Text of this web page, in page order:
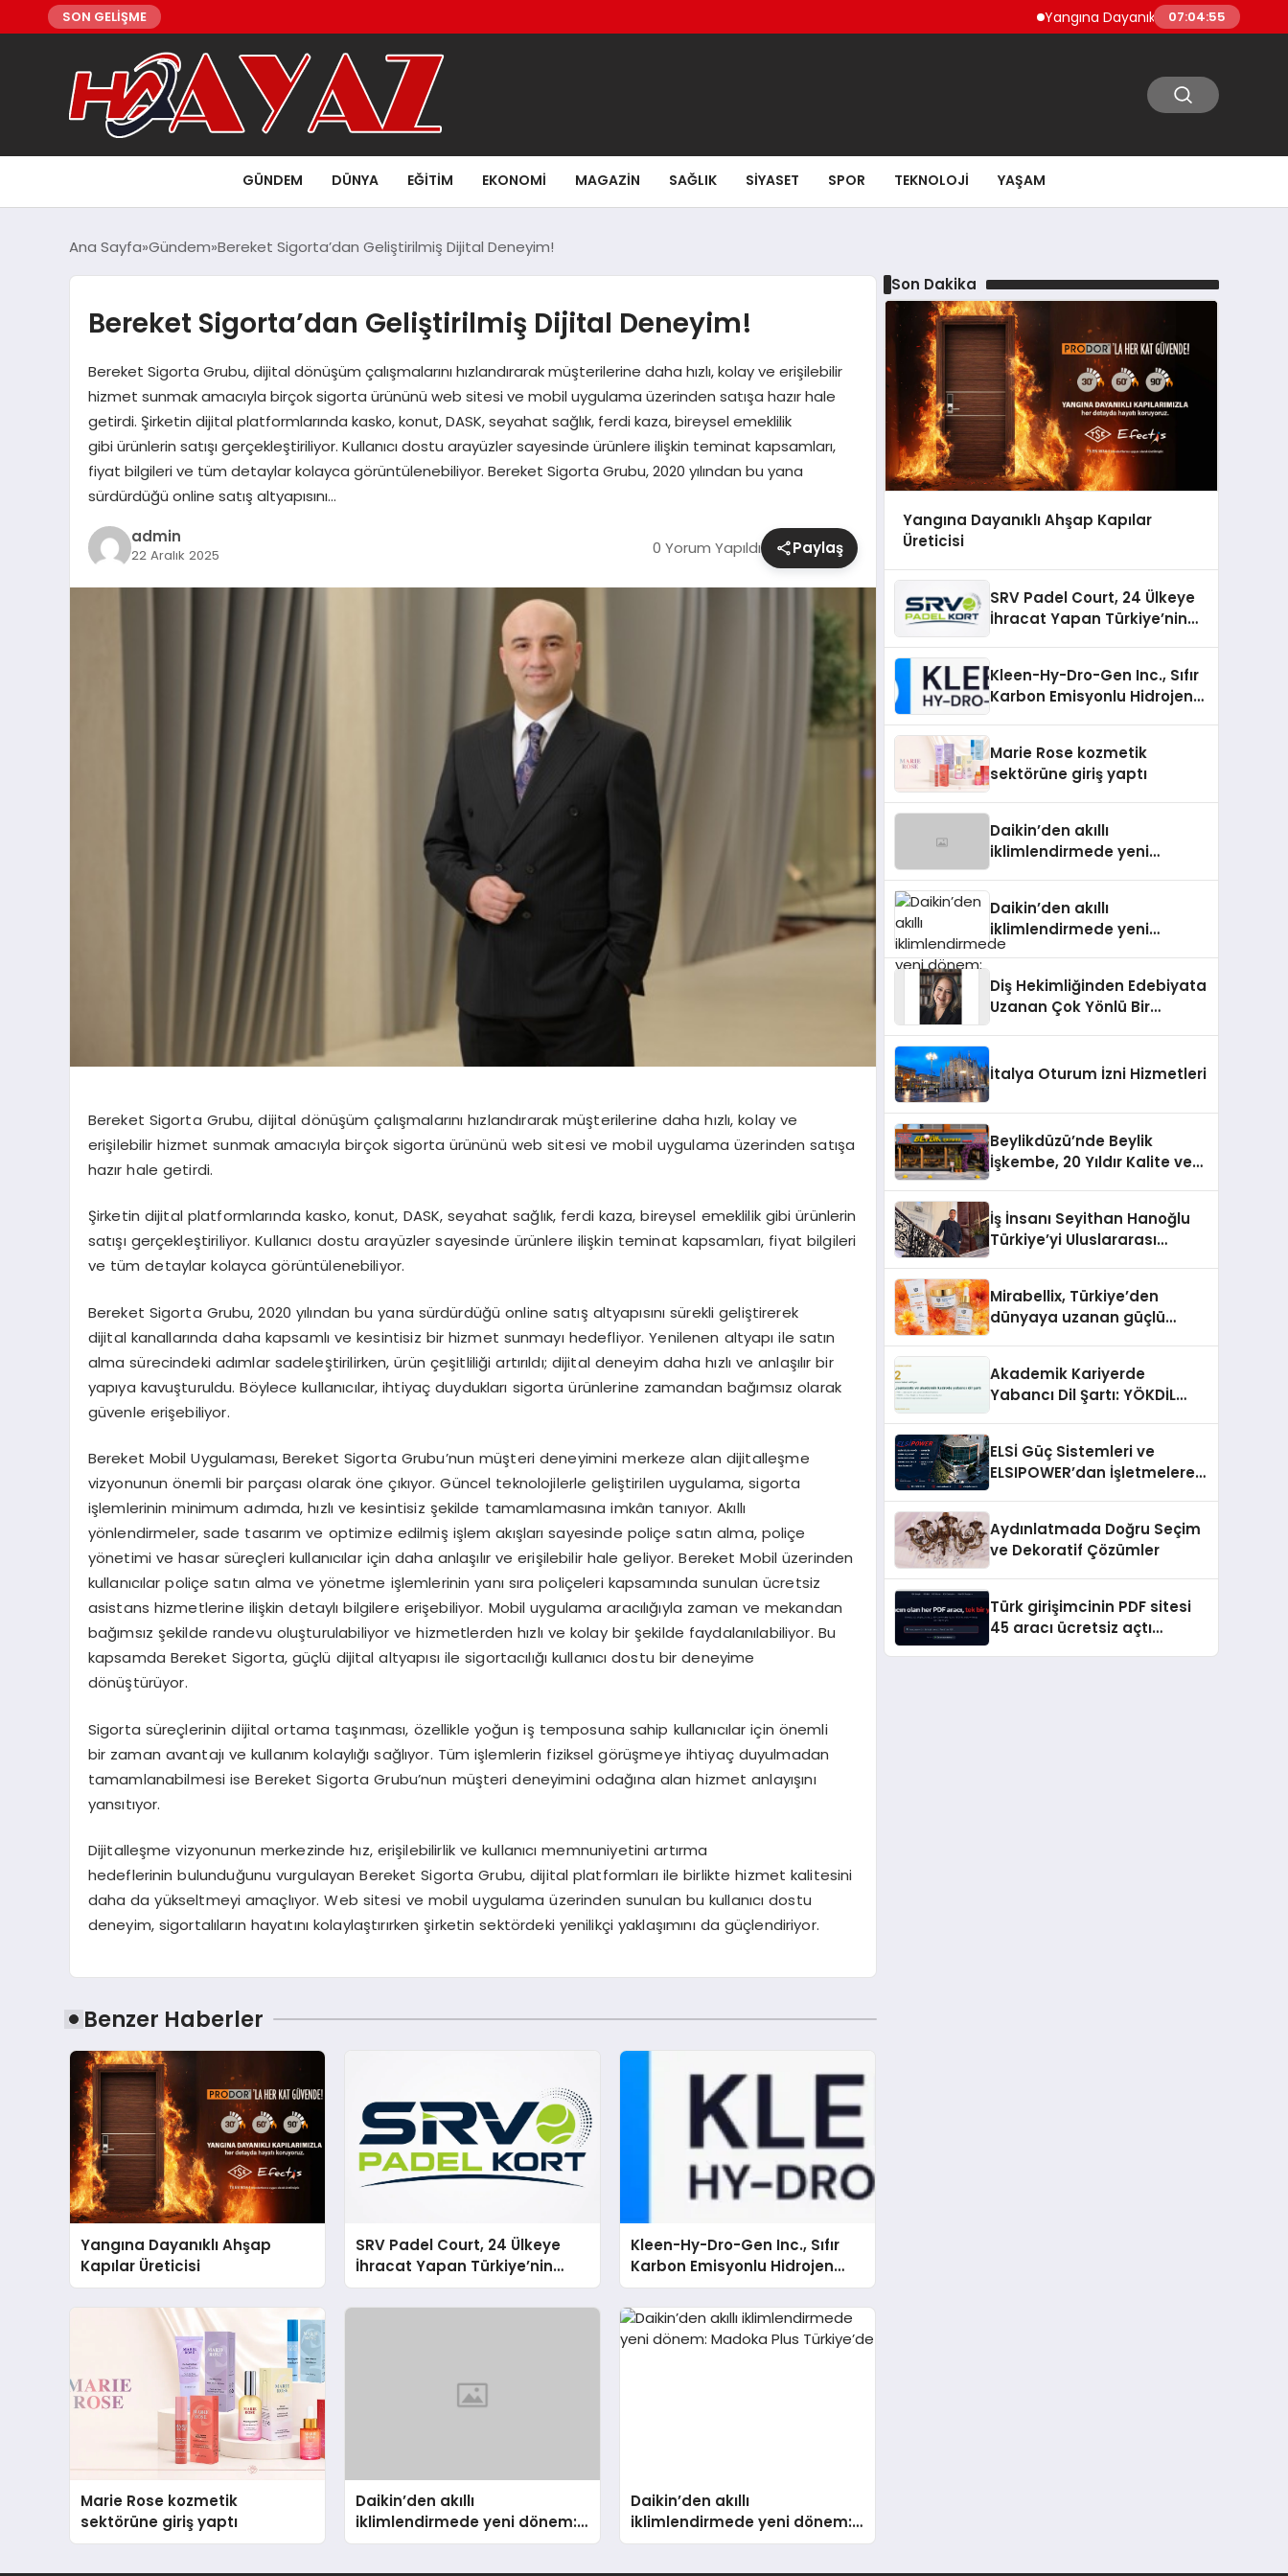
SON GELİŞME Yangına Dayanıklı Ahşap Kapılar Üreticisi
07:04:56
GÜNDEM DÜNYA EĞITIM EKONOMI MAGAZIN SAĞLIK SIYASET SPOR TEKNOLOJI YAŞAM
Ana Sayfa Gündem Bereket Sigorta’dan Geliştirilmiş Dijital Deneyim!
Bereket Sigorta’dan Geliştirilmiş Dijital Deneyim!
Bereket Sigorta Grubu, dijital dönüşüm çalışmalarını hızlandırarak müşterilerine daha hızlı, kolay ve erişilebilir
hizmet sunmak amacıyla birçok sigorta ürününü web sitesi ve mobil uygulama üzerinden satışa hazır hale
getirdi. Şirketin dijital platformlarında kasko, konut, DASK, seyahat sağlık, ferdi kaza, bireysel emeklilik
gibi ürünlerin satışı gerçekleştiriliyor. Kullanıcı dostu arayüzler sayesinde ürünlere ilişkin teminat kapsamları,
fiyat bilgileri ve tüm detaylar kolayca görüntülenebiliyor. Bereket Sigorta Grubu, 2020 yılından bu yana
sürdürdüğü online satış altyapısını…
admin
22 Aralık 2025 0 Yorum Yapıldı Paylaş
Bereket Sigorta Grubu, dijital dönüşüm çalışmalarını hızlandırarak müşterilerine daha hızlı, kolay ve
erişilebilir hizmet sunmak amacıyla birçok sigorta ürününü web sitesi ve mobil uygulama üzerinden satışa
hazır hale getirdi.
Şirketin dijital platformlarında kasko, konut, DASK, seyahat sağlık, ferdi kaza, bireysel emeklilik gibi ürünlerin
satışı gerçekleştiriliyor. Kullanıcı dostu arayüzler sayesinde ürünlere ilişkin teminat kapsamları, fiyat bilgileri
ve tüm detaylar kolayca görüntülenebiliyor.
Bereket Sigorta Grubu, 2020 yılından bu yana sürdürdüğü online satış altyapısını sürekli geliştirerek
dijital kanallarında daha kapsamlı ve kesintisiz bir hizmet sunmayı hedefliyor. Yenilenen altyapı ile satın
alma sürecindeki adımlar sadeleştirilirken, ürün çeşitliliği artırıldı; dijital deneyim daha hızlı ve anlaşılır bir
yapıya kavuşturuldu. Böylece kullanıcılar, ihtiyaç duydukları sigorta ürünlerine zamandan bağımsız olarak
güvenle erişebiliyor.
Bereket Mobil Uygulaması, Bereket Sigorta Grubu’nun müşteri deneyimini merkeze alan dijitalleşme
vizyonunun önemli bir parçası olarak öne çıkıyor. Güncel teknolojilerle geliştirilen uygulama, sigorta
işlemlerinin minimum adımda, hızlı ve kesintisiz şekilde tamamlamasına imkân tanıyor. Akıllı
yönlendirmeler, sade tasarım ve optimize edilmiş işlem akışları sayesinde poliçe satın alma, poliçe
yönetimi ve hasar süreçleri kullanıcılar için daha anlaşılır ve erişilebilir hale geliyor. Bereket Mobil üzerinden
kullanıcılar poliçe satın alma ve yönetme işlemlerinin yanı sıra poliçeleri kapsamında sunulan ücretsiz
asistans hizmetlerine ilişkin detaylı bilgilere erişebiliyor. Mobil uygulama aracılığıyla zaman ve mekandan
bağımsız şekilde randevu oluşturulabiliyor ve hizmetlerden hızlı ve kolay bir şekilde faydalanılabiliyor. Bu
kapsamda Bereket Sigorta, güçlü dijital altyapısı ile sigortacılığı kullanıcı dostu bir deneyime
dönüştürüyor.
Sigorta süreçlerinin dijital ortama taşınması, özellikle yoğun iş temposuna sahip kullanıcılar için önemli
bir zaman avantajı ve kullanım kolaylığı sağlıyor. Tüm işlemlerin fiziksel görüşmeye ihtiyaç duyulmadan
tamamlanabilmesi ise Bereket Sigorta Grubu’nun müşteri deneyimini odağına alan hizmet anlayışını
yansıtıyor.
Dijitalleşme vizyonunun merkezinde hız, erişilebilirlik ve kullanıcı memnuniyetini artırma
hedeflerinin bulunduğunu vurgulayan Bereket Sigorta Grubu, dijital platformları ile birlikte hizmet kalitesini
daha da yükseltmeyi amaçlıyor. Web sitesi ve mobil uygulama üzerinden sunulan bu kullanıcı dostu
deneyim, sigortalıların hayatını kolaylaştırırken şirketin sektördeki yenilikçi yaklaşımını da güçlendiriyor.
Benzer Haberler
Yangına Dayanıklı Ahşap
Kapılar Üreticisi
SRV Padel Court, 24 Ülkeye
İhracat Yapan Türkiye’nin
Padel Kortu Üretim Gücü
Kleen-Hy-Dro-Gen Inc., Sıfır
Karbon Emisyonlu Hidrojen
Isıtma Teknolojisinde ISO ve
TSSA Düzenleyici Onaylarını
Aldı
Marie Rose kozmetik
sektörüne giriş yaptı
Daikin’den akıllı
iklimlendirmede yeni dönem:
Madoka Plus Türkiye’de
Daikin’den akıllı
iklimlendirmede yeni dönem:
Madoka Plus Türkiye’de
Son Dakika
Yangına Dayanıklı Ahşap Kapılar
Üreticisi
SRV Padel Court, 24 Ülkeye
İhracat Yapan Türkiye’nin
Kleen-Hy-Dro-Gen Inc., Sıfır
Karbon Emisyonlu Hidrojen
Aldı
Marie Rose kozmetik
sektörüne giriş yaptı
Daikin’den akıllı
iklimlendirmede yeni
Daikin’den akıllı
iklimlendirmede yeni
dönem: Madoka Plus
Diş Hekimliğinden Edebiyata
Uzanan Çok Yönlü Bir
İtalya Oturum İzni Hizmetleri
Beylikdüzü’nde Beylik
İşkembe, 20 Yıldır Kalite ve
İş İnsanı Seyithan Hanoğlu
Türkiye’yi Uluslararası
Mirabellix, Türkiye’den
dünyaya uzanan güçlü
Akademik Kariyerde
Yabancı Dil Şartı: YÖKDİL
ELSİ Güç Sistemleri ve
ELSIPOWER’dan İşletmelere
Aydınlatmada Doğru Seçim
ve Dekoratif Çözümler
Türk girişimcinin PDF sitesi
45 aracı ücretsiz açtı